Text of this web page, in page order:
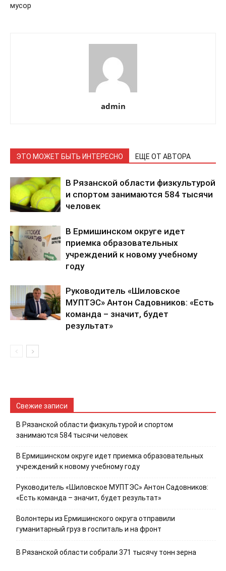
мусор
admin
ЭТО МОЖЕТ БЫТЬ ИНТЕРЕСНО ЕЩЕ ОТ АВТОРА
В Рязанской области физкультурой
и спортом занимаются 584 тысячи
человек
В Ермишинском округе идет
приемка образовательных
учреждений к новому учебному
году
Руководитель «Шиловское
МУПТЭС» Антон Садовников: «Есть
команда – значит, будет
результат»
Свежие записи
В Рязанской области физкультурой и спортом
занимаются 584 тысячи человек
В Ермишинском округе идет приемка образовательных
учреждений к новому учебному году
Руководитель «Шиловское МУПТЭС» Антон Садовников:
«Есть команда – значит, будет результат»
Волонтеры из Ермишинского округа отправили
гуманитарный груз в госпиталь и на фронт
В Рязанской области собрали 371 тысячу тонн зерна